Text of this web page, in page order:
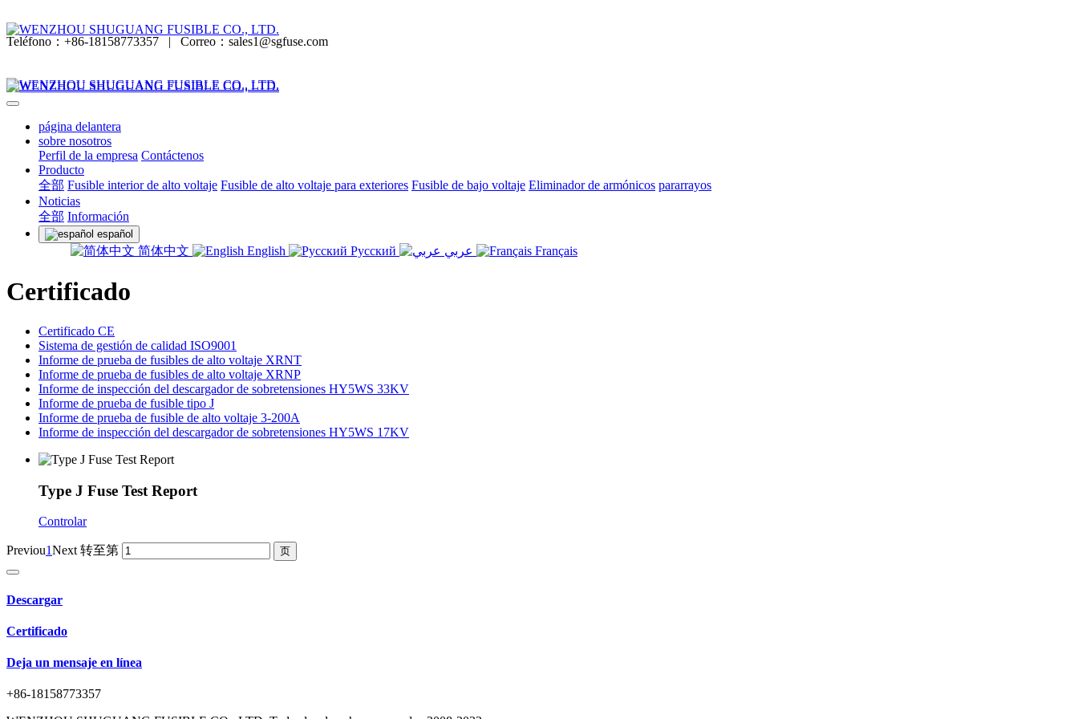
Teléfono：+86-18158773357 | Correo：sales1@sgfuse.com
página delantera
sobre nosotros
Perfil de la empresa Contáctenos
Producto
全部 Fusible interior de alto voltaje Fusible de alto voltaje para exteriores Fusible de bajo voltaje Eliminador de armónicos pararrayos
Noticias
全部 Información
español
简体中文 English Русский Français
Certificado
Certificado CE
Sistema de gestión de calidad ISO9001
Informe de prueba de fusibles de alto voltaje XRNT
Informe de prueba de fusibles de alto voltaje XRNP
Informe de inspección del descargador de sobretensiones HY5WS 33KV
Informe de prueba de fusible tipo J
Informe de prueba de fusible de alto voltaje 3-200A
Informe de inspección del descargador de sobretensiones HY5WS 17KV
Type J Fuse Test Report
Controlar
Previou1Next 转至第
Descargar
Certificado
Deja un mensaje en línea
+86-18158773357